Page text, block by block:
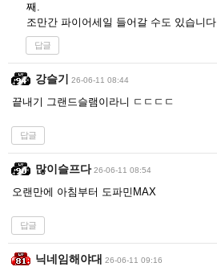
째.
조만간 파이어세일 들어갈 수도 있습니다
답글
강슬기 26-06-11 08:44
끝내기 그랜드슬램이라니 ㄷㄷㄷㄷ
답글
많이슬프다 26-06-11 08:54
오랜만에 아침부터 도파민MAX
답글
닉네임해야대 26-06-11 09:16